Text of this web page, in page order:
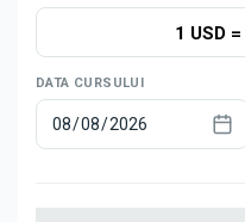
1 USD =
DATA CURSULUI